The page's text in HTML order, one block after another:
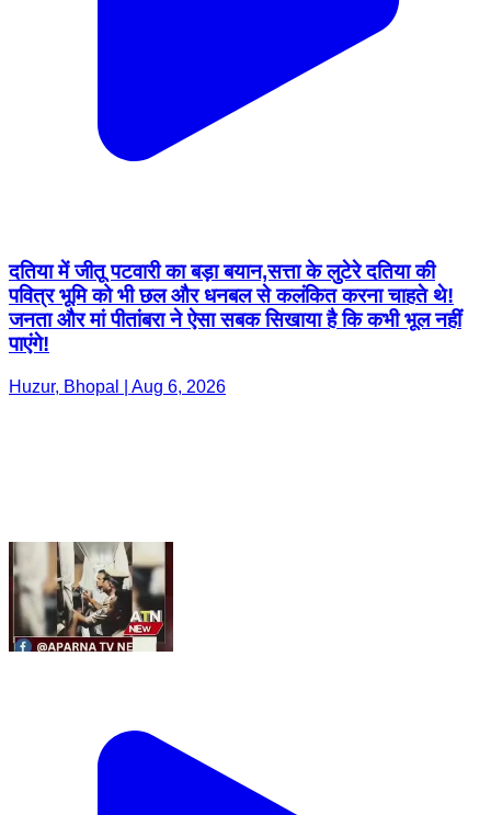
दतिया में जीतू पटवारी का बड़ा बयान,सत्ता के लुटेरे दतिया की
पवित्र भूमि को भी छल और धनबल से कलंकित करना चाहते थे!
जनता और मां पीतांबरा ने ऐसा सबक सिखाया है कि कभी भूल नहीं
पाएंगे!
Huzur, Bhopal | Aug 6, 2026